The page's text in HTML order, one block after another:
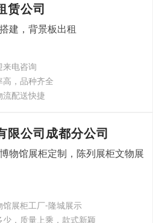
赁公司
建，背景板出租
来电咨询
，品种齐全
配送快捷
限公司成都分公司
物馆展柜定制，陈列展柜文物展
展柜工厂-隆城展示
，质量上乘，款式新颖